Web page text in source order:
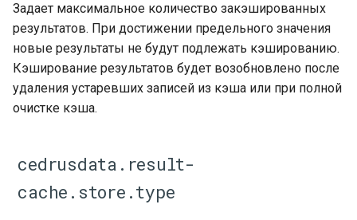
Задает максимальное количество закэшированных
результатов. При достижении предельного значения
новые результаты не будут подлежать кэшированию.
Кэширование результатов будет возобновлено после
удаления устаревших записей из кэша или при полной
очистке кэша.
cedrusdata.result-
cache.store.type